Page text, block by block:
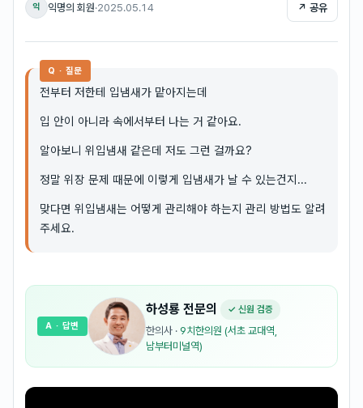
익 익명의 회원·2025.05.14 ↗ 공유
Q · 질문
전부터 저한테 입냄새가 맡아지는데
입 안이 아니라 속에서부터 나는 거 같아요.
알아보니 위입냄새 같은데 저도 그런 걸까요?
정말 위장 문제 때문에 이렇게 입냄새가 날 수 있는건지...
맞다면 위입냄새는 어떻게 관리해야 하는지 관리 방법도 알려
주세요.
하성룡 전문의 ✓ 신원 검증
한의사 · 9치한의원 (서초 교대역,
남부터미널역)
A · 답변